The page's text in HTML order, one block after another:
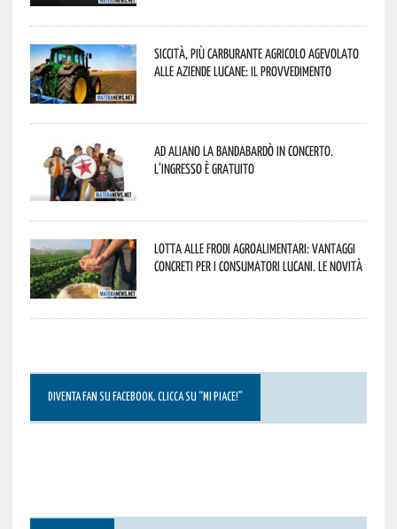
Siccità, più carburante agricolo agevolato
alle aziende lucane: il provvedimento
Ad Aliano la Bandabardò in concerto.
L’ingresso è gratuito
Lotta alle frodi agroalimentari: vantaggi
concreti per i consumatori lucani. Le novità
DIVENTA FAN SU FACEBOOK, CLICCA SU “MI PIACE!”